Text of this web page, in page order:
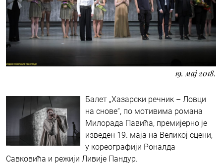
19. мај 2018.
Балет „Хазарски речник – Ловци
на снове“, по мотивима романа
Милорада Павића, премијерно је
изведен 19. маја на Великој сцени,
у кореографији Роналда
Савковића и режији Ливије Пандур.